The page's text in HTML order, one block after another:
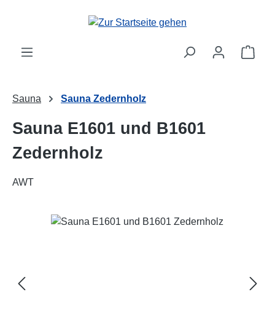
Zum Hauptinhalt springen
Sauna Sauna Zedernholz
Sauna E1601 und B1601
Zedernholz
AWT
Bildergalerie überspringen